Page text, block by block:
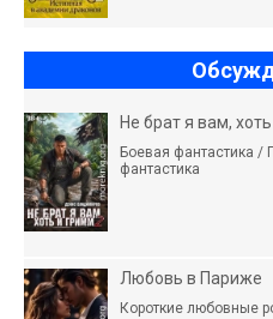
Не брат я вам, хоть
Боевая фантастика
фантастика
Любовь в Париже
Короткие любовные